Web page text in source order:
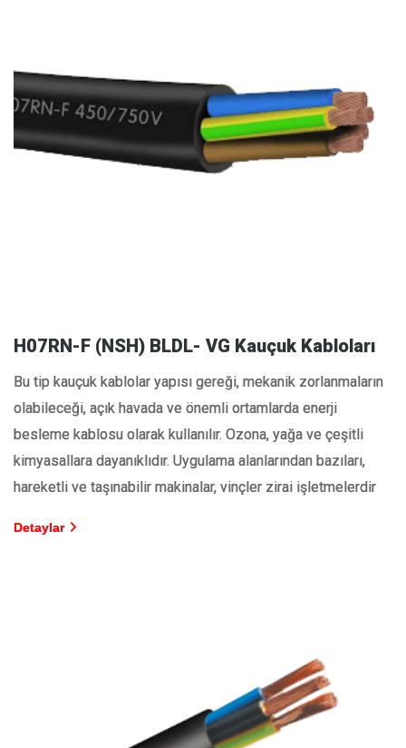
H07RN-F (NSH) BLDL- VG Kauçuk Kabloları
Bu tip kauçuk kablolar yapısı gereği, mekanik zorlanmaların
olabileceği, açık havada ve önemli ortamlarda enerji
besleme kablosu olarak kullanılır. Ozona, yağa ve çeşitli
kimyasallara dayanıklıdır. Uygulama alanlarından bazıları,
hareketli ve taşınabilir makinalar, vinçler zirai işletmelerdir
Detaylar